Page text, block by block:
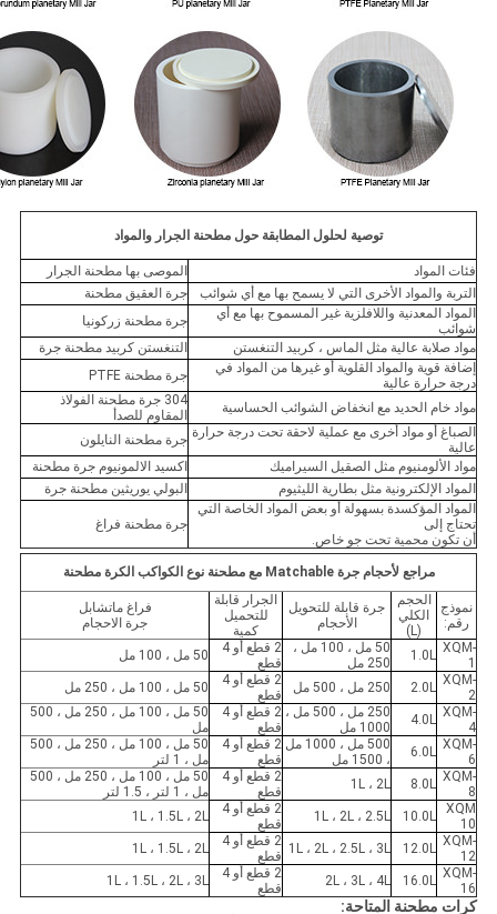
توصية لحلول المطابقة حول مطحنة الجرار والمواد
فئات المواد
الموصى بها مطحنة الجرار
التربة والمواد الأخرى التي لا يسمح بها مع أي شوائب
جرة العقيق مطحنة
المواد المعدنية واللافلزية غير المسموح بها مع أي
شوائب
جرة مطحنة زركونيا
مواد صلابة عالية مثل الماس ، كربيد التنغستن
التنغستن كربيد مطحنة جرة
إضافة قوية والمواد القلوية أو غيرها من المواد في
درجة حرارة عالية
جرة مطحنة PTFE
مواد خام الحديد مع انخفاض الشوائب الحساسية
304 جرة مطحنة الفولاذ
المقاوم للصدأ
الصباغ أو مواد أخرى مع عملية لاحقة تحت درجة حرارة
عالية
جرة مطحنة النايلون
مواد الألومنيوم مثل الصقيل السيراميك
اكسيد الالمونيوم جرة مطحنة
المواد الإلكترونية مثل بطارية الليثيوم
البولي يوريثين مطحنة جرة
المواد المؤكسدة بسهولة أو بعض المواد الخاصة التي
تحتاج إلى
أن تكون محمية تحت جو خاص.
جرة مطحنة فراغ
مراجع لأحجام جرة Matchable مع مطحنة نوع الكواكب الكرة مطحنة
نموذج
رقم:
الحجم
الكلي
(L)
جرة قابلة للتحويل
الأحجام
الجرار قابلة
للتحميل
كمية
فراغ ماتشابل
جرة الاحجام
XQM-
1
1.0L
50 مل ، 100 مل ،
250 مل
2 قطع أو 4
قطع
50 مل ، 100 مل
XQM-
2
2.0L 250 مل ، 500 مل
2 قطع أو 4
قطع
50 مل ، 100 مل ، 250 مل
XQM-
4
4.0L
250 مل ، 500 مل ،
1000 مل
2 قطع أو 4
قطع
50 مل ، 100 مل ، 250 مل ، 500
مل
XQM-
6
6.0L
500 مل ، 1000 مل
، 1500 مل
2 قطع أو 4
قطع
50 مل ، 100 مل ، 250 مل ، 500
مل ، 1 لتر
XQM-
8
8.0L 1L ، 2L
2 قطع أو 4
قطع
50 مل ، 100 مل ، 250 مل ، 500
مل ، 1 لتر ، 1.5 لتر
XQM
10
10.0L 1L ، 2L ، 2.5L
2 قطع أو 4
قطع
1L ، 1.5L ، 2L
XQM-
12
12.0L 1L ، 2L ، 2.5L ، 3L
2 قطع أو 4
قطع
1L ، 1.5L ، 2L
XQM-
16
16.0L 2L ، 3L ، 4L
2 قطع أو 4
قطع
1L ، 1.5L ، 2L ، 3L
كرات مطحنة المتاحة: